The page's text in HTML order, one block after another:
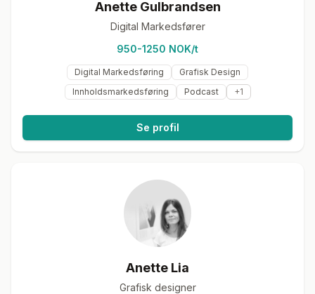
Anette Gulbrandsen
Digital Markedsfører
950-1250 NOK/t
Digital Markedsføring
Grafisk Design
Innholdsmarkedsføring
Podcast +1
Se profil
Anette Lia
Grafisk designer